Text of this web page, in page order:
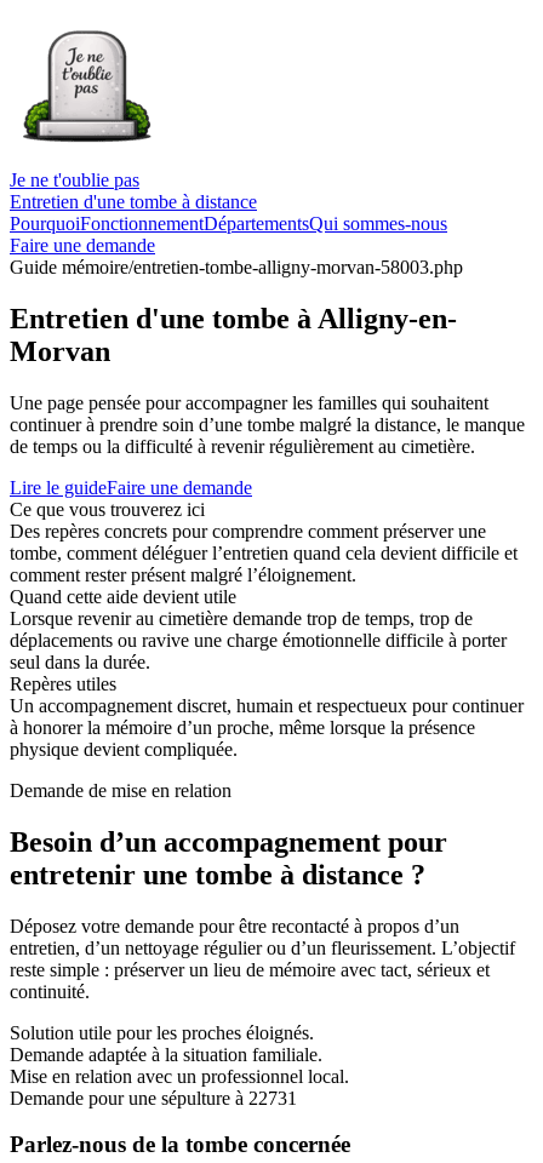
Je ne t'oublie pas
Entretien d'une tombe à distance
PourquoiFonctionnementDépartementsQui sommes-nous
Faire une demande
Guide mémoire/entretien-tombe-alligny-morvan-58003.php
Entretien d'une tombe à Alligny-en-
Morvan
Une page pensée pour accompagner les familles qui souhaitent
continuer à prendre soin d’une tombe malgré la distance, le manque
de temps ou la difficulté à revenir régulièrement au cimetière.
Lire le guideFaire une demande
Ce que vous trouverez ici
Des repères concrets pour comprendre comment préserver une
tombe, comment déléguer l’entretien quand cela devient difficile et
comment rester présent malgré l’éloignement.
Quand cette aide devient utile
Lorsque revenir au cimetière demande trop de temps, trop de
déplacements ou ravive une charge émotionnelle difficile à porter
seul dans la durée.
Repères utiles
Un accompagnement discret, humain et respectueux pour continuer
à honorer la mémoire d’un proche, même lorsque la présence
physique devient compliquée.
Demande de mise en relation
Besoin d’un accompagnement pour
entretenir une tombe à distance ?
Déposez votre demande pour être recontacté à propos d’un
entretien, d’un nettoyage régulier ou d’un fleurissement. L’objectif
reste simple : préserver un lieu de mémoire avec tact, sérieux et
continuité.
Solution utile pour les proches éloignés.
Demande adaptée à la situation familiale.
Mise en relation avec un professionnel local.
Demande pour une sépulture à 22731
Parlez-nous de la tombe concernée